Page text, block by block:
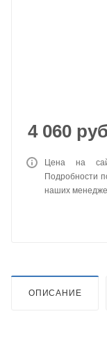
4 060
Цена на
Подробности
наших
ОПИСАНИЕ